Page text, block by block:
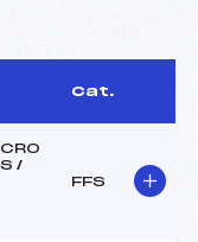
Cat.
/
FFS